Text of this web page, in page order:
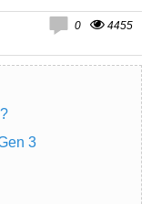
0 4455
3